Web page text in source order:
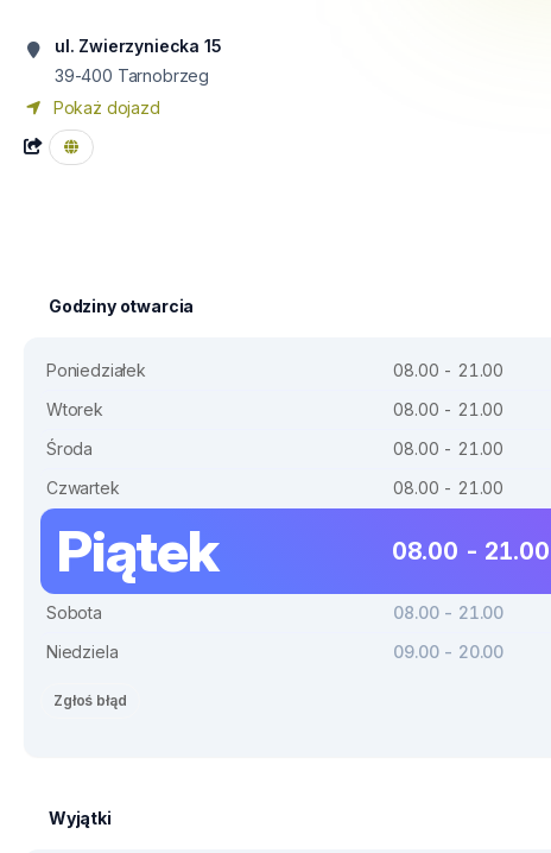
ul. Zwierzyniecka 15
39-400 Tarnobrzeg
Pokaż dojazd
Godziny otwarcia
Poniedziałek
08.00 - 21.00
Wtorek
08.00 - 21.00
Środa
08.00 - 21.00
Czwartek
08.00 - 21.00
Piątek 08.00 - 21.00
Sobota
08.00 - 21.00
Niedziela
09.00 - 20.00
Zgłoś błąd
Wyjątki